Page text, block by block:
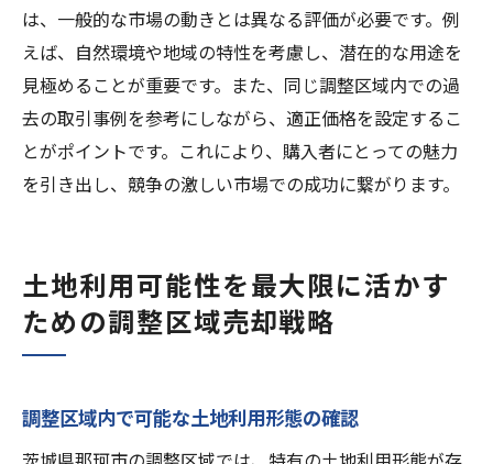
は、一般的な市場の動きとは異なる評価が必要です。例
えば、自然環境や地域の特性を考慮し、潜在的な用途を
見極めることが重要です。また、同じ調整区域内での過
去の取引事例を参考にしながら、適正価格を設定するこ
とがポイントです。これにより、購入者にとっての魅力
を引き出し、競争の激しい市場での成功に繋がります。
土地利用可能性を最大限に活かす
ための調整区域売却戦略
調整区域内で可能な土地利用形態の確認